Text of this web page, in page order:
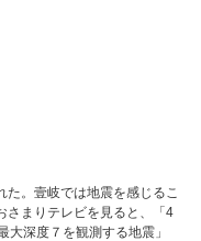
た。壹岐では地震を感じるこ
さまりテレビを見ると、「4
深度７を観測する地震」